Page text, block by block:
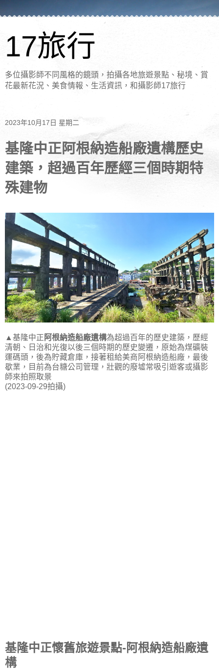
17旅行
多位攝影師不同風格的鏡頭，拍攝各地旅遊景點、秘境、賞
花最新花況、美食情報、生活資訊，和攝影師17旅行
2023年10月17日 星期二
基隆中正阿根納造船廠遺構歷史
建築，超過百年歷經三個時期特
殊建物
▲基隆中正 阿根納造船廠遺構為超過百年的歷史建築，歷經
清朝、日治和光復以後三個時期的歷史變遷，原始為煤礦裝
運碼頭，後為貯藏倉庫，接著租給美商阿根納造船廠，最後
歇業，目前為台糖公司管理，壯觀的廢墟常吸引遊客或攝影
師來拍照取景
(2023-09-29拍攝)
基隆中正懷舊旅遊景點-阿根納造船廠遺
構